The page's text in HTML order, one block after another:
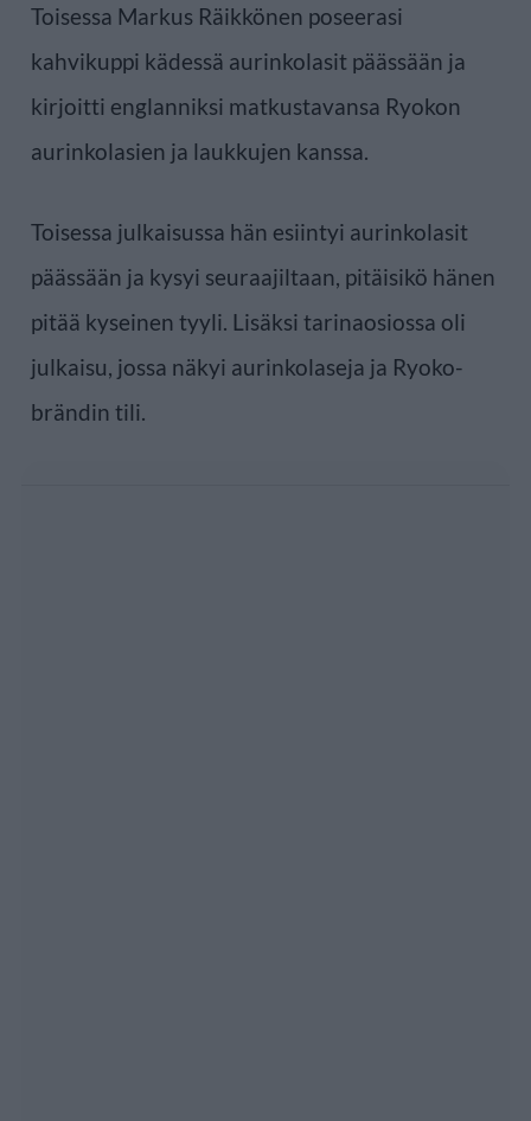
Toisessa Markus Räikkönen poseerasi
kahvikuppi kädessä aurinkolasit päässään ja
kirjoitti englanniksi matkustavansa Ryokon
aurinkolasien ja laukkujen kanssa.
Toisessa julkaisussa hän esiintyi aurinkolasit
päässään ja kysyi seuraajiltaan, pitäisikö hänen
pitää kyseinen tyyli. Lisäksi tarinaosiossa oli
julkaisu, jossa näkyi aurinkolaseja ja Ryoko-
brändin tili.